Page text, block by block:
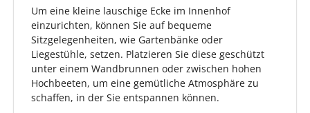
Um eine kleine lauschige Ecke im Innenhof
einzurichten, können Sie auf bequeme
Sitzgelegenheiten, wie Gartenbänke oder
Liegestühle, setzen. Platzieren Sie diese geschützt
unter einem Wandbrunnen oder zwischen hohen
Hochbeeten, um eine gemütliche Atmosphäre zu
schaffen, in der Sie entspannen können.